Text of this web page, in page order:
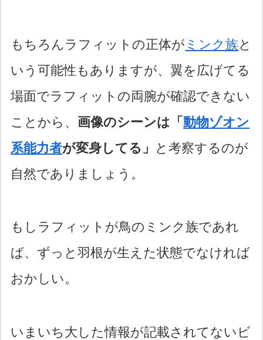
もちろんラフィットの正体が ミンク族と
いう可能性もありますが、翼を広げてる
場面でラフィットの両腕が確認できない
ことから、 画像のシーンは「動物ゾオン
系能力者が変身してる」 と考察するのが
自然でありましょう。
もしラフィットが鳥のミンク族であれ
ば、ずっと羽根が生えた状態でなければ
おかしい。
いまいち大した情報が記載されてないビ